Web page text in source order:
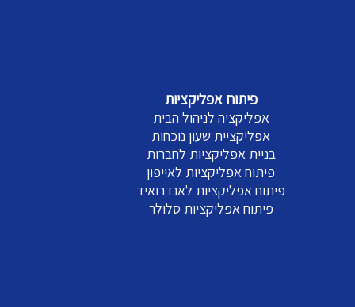
פיתוח אפליקציות
אפליקציה לניהול הבית
אפליקציית שעון נוכחות
בניית אפליקציות לחברות
פיתוח אפליקציות לאייפון
פיתוח אפליקציות לאנדרואיד
פיתוח אפליקציות סלולר